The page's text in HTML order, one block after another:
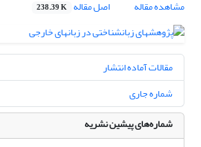
مشاهده مقاله
اصل مقاله 238.39 K
مقالات آماده انتشار
شماره جاری
شماره‌های پیشین نشریه